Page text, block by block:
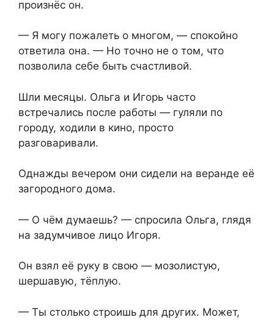
произнёс он.
— Я могу пожалеть о многом, — спокойно
ответила она. — Но точно не о том, что
позволила себе быть счастливой.
Шли месяцы. Ольга и Игорь часто
встречались после работы — гуляли по
городу, ходили в кино, просто
разговаривали.
Однажды вечером они сидели на веранде её
загородного дома.
— О чём думаешь? — спросила Ольга, глядя
на задумчивое лицо Игоря.
Он взял её руку в свою — мозолистую,
шершавую, тёплую.
— Ты столько строишь для других. Может,